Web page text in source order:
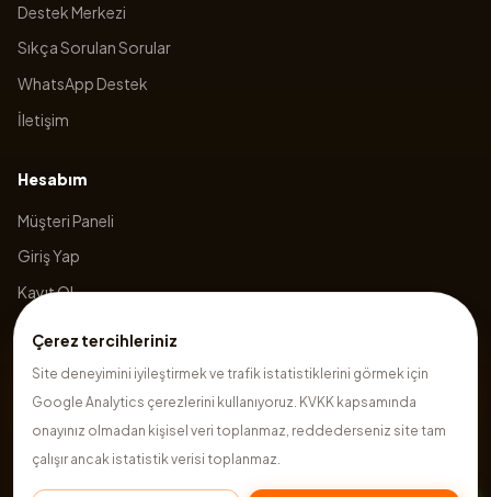
Çerez tercihleriniz
Site deneyimini iyileştirmek ve trafik istatistiklerini görmek için
Google Analytics çerezlerini kullanıyoruz. KVKK kapsamında
onayınız olmadan kişisel veri toplanmaz, reddederseniz site tam
çalışır ancak istatistik verisi toplanmaz.
Destek Merkezi
Sıkça Sorulan Sorular
WhatsApp Destek
İletişim
Hesabım
Müşteri Paneli
Giriş Yap
Kayıt Ol
2026 Hazırsite. Tüm hakları saklıdır.